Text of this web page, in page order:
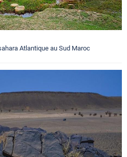
Atlantique au Sud Maroc